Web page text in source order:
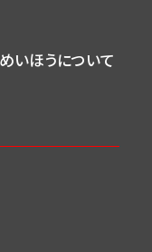
めいほうについて